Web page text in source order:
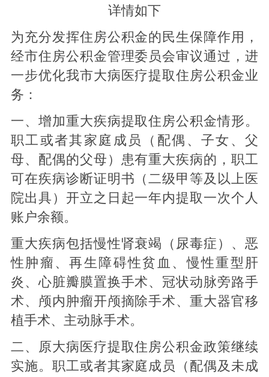
详情如下
为充分发挥住房公积金的民生保障作用，
经市住房公积金管理委员会审议通过，进
一步优化我市大病医疗提取住房公积金业
务：
一、增加重大疾病提取住房公积金情形。
职工或者其家庭成员（配偶、子女、父
母、配偶的父母）患有重大疾病的，职工
可在疾病诊断证明书（二级甲等及以上医
院出具）开立之日起一年内提取一次个人
账户余额。
重大疾病包括慢性肾衰竭（尿毒症）、恶
性肿瘤、再生障碍性贫血、慢性重型肝
炎、心脏瓣膜置换手术、冠状动脉旁路手
术、颅内肿瘤开颅摘除手术、重大器官移
植手术、主动脉手术。
二、原大病医疗提取住房公积金政策继续
实施。职工或者其家庭成员（配偶及未成